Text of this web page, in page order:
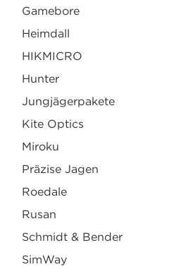
Gamebore
Heimdall
HIKMICRO
Hunter
Jungjägerpakete
Kite Optics
Miroku
Präzise Jagen
Roedale
Rusan
Schmidt & Bender
SimWay